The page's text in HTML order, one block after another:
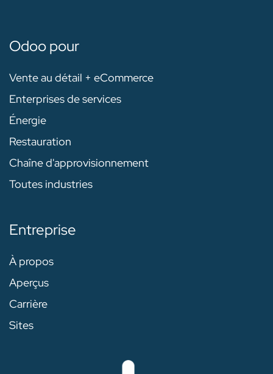
Odoo pour
Vente au détail + eCommerce
Enterprises de services
Énergie
Restauration
Chaîne d'approvisionnement
Toutes industries
Entreprise
À propos
Aperçus
Carrière
Sites